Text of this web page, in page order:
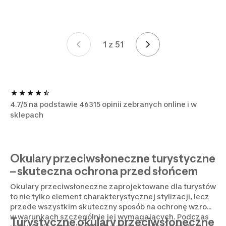
1 z 51Strona 1 z 51
4.7/5 na podstawie 46315 opinii zebranych online i w
sklepach
Okulary przeciwsłoneczne turystyczne
– skuteczna ochrona przed słońcem
Okulary przeciwsłoneczne zaprojektowane dla turystów
to nie tylko element charakterystycznej stylizacji, lecz
przede wszystkim skuteczny sposób na ochronę wzroku
w warunkach szczególnie jej wymagających. Podczas
Turystyczne okulary przeciwsłoneczne